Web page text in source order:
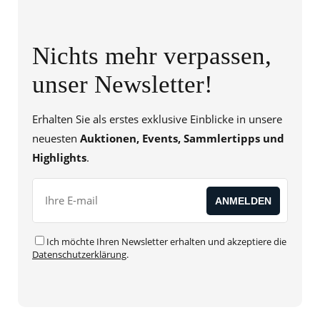
Nichts mehr verpassen,
unser Newsletter!
Erhalten Sie als erstes exklusive Einblicke in unsere
neuesten Auktionen, Events, Sammlertipps und
Highlights.
Ich möchte Ihren Newsletter erhalten und akzeptiere die
Datenschutzerklärung.